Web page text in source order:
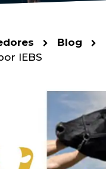
Blog
IEBS